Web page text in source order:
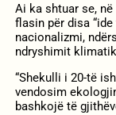
Ai ka shtuar se,
flasin për disa
nacionalizmi,
ndryshimit
“Shekulli i 20-të
vendosim
bashkojë të